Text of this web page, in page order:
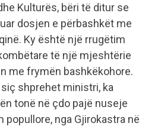
Kulturës, bëri të ditur se
dosjen e përbashkët me
Ky është një rrugëtim
të një mjeshtërie
me frymën bashkëkohore.
shprehet ministri, ka
tonë në çdo pajë nuseje
popullore, nga Gjirokastra në